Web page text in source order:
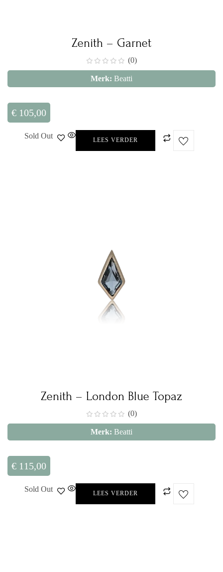
Zenith – Garnet
(0)
Merk: Beatti
€ 105,00
Sold Out LEES VERDER
Zenith – London Blue Topaz
(0)
Merk: Beatti
€ 115,00
Sold Out LEES VERDER